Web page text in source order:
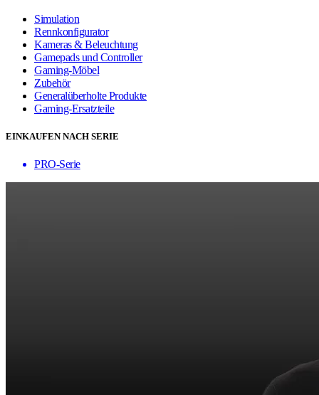
Simulation
Rennkonfigurator
Kameras & Beleuchtung
Gamepads und Controller
Gaming-Möbel
Zubehör
Generalüberholte Produkte
Gaming-Ersatzteile
EINKAUFEN NACH SERIE
PRO-Serie